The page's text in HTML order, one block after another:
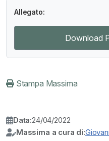
Allegato:
Download
Stampa Massima
Data:24/04/2022
Massima a cura di: